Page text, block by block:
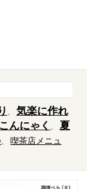
気楽に作れ
こんにゃく
夏
喫茶店メニュ